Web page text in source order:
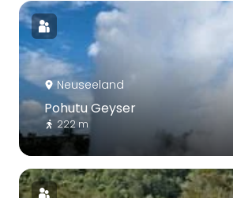
Neuseeland
Pohutu Geyser
222 m